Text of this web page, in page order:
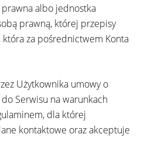
albo jednostka
prawną, której przepisy
za pośrednictwem Konta
Użytkownika umowy o
Serwisu na warunkach
dla której
kontaktowe oraz akceptuje